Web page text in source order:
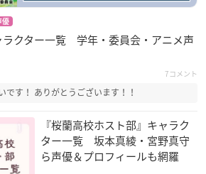
優
ラクター一覧 学年・委員会・アニメ声
7コメント
です！ ありがとうございます！！
『桜蘭高校ホスト部』キャラク
ター一覧 坂本真綾・宮野真守
ら声優＆プロフィールも網羅